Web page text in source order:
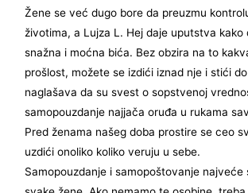
Žene se već dugo bore da preuzmu
životima, a Lujza L. Hej daje uputstva kako
snažna i moćna bića. Bez obzira na to
prošlost, možete se izdići iznad nje i stići
naglašava da su svest o sopstvenoj
samopouzdanje najjača oruđa u rukama
Pred ženama našeg doba prostire se ceo
uzdići onoliko koliko veruju u sebe.
Samopouzdanje i samopoštovanje najveće